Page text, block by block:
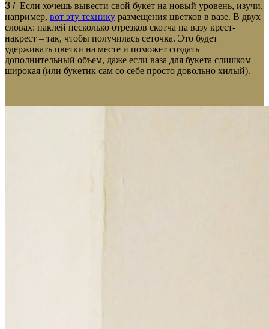
3 / Если хочешь вывести свой букет на новый уровень, изучи,
например, вот эту технику размещения цветков в вазе. В двух
словах: наклей несколько отрезков скотча на вазу крест-
накрест – так, чтобы получилась сеточка. Это будет
удерживать цветки на месте и поможет создать
дополнительный объем, даже если ваза для букета слишком
широкая (или букетик сам со себе просто довольно хилый).